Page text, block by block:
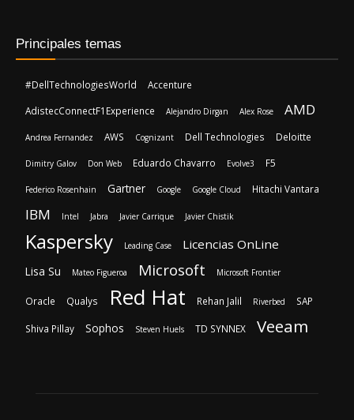
Principales temas
#DellTechnologiesWorld Accenture
AdistecConnectF1Experience Alejandro Dirgan Alex Rose AMD
Andrea Fernandez AWS Cognizant Dell Technologies Deloitte
Dimitry Galov Don Web Eduardo Chavarro Evolve3 F5
Federico Rosenhain Gartner Google Google Cloud Hitachi Vantara
IBM Intel Jabra Javier Carrique Javier Chistik
Kaspersky Leading Case Licencias OnLine
Lisa Su Mateo Figueroa Microsoft Microsoft Frontier
Oracle Qualys Red Hat Rehan Jalil Riverbed SAP
Shiva Pillay Sophos Steven Huels TD SYNNEX Veeam